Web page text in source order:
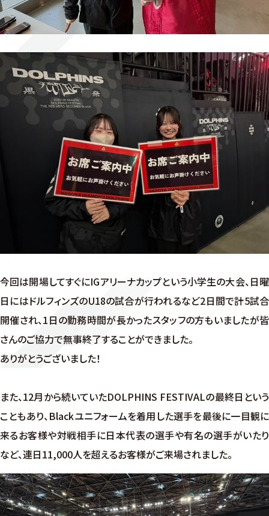
今回は開場してすぐにIGアリーナカップという小学生の大会、日曜
日にはドルフィンズのU18の試合が行われるなど2日間で計5試合
開催され、1日の勤務時間が長かったスタッフの方もいましたが皆
さんのご協力で無事終了することができました。
ありがとうございました！
また、12月から続いていたDOLPHINS FESTIVALの最終日という
こともあり、Blackユニフォームを着用した選手を最後に一目観に
来るお客様や対戦相手に日本代表の選手や有名の選手がいたり
など、連日11,000人を超えるお客様がご来場されました。